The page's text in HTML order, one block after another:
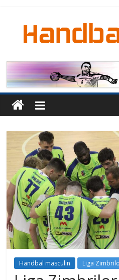
Handbal masculin Liga